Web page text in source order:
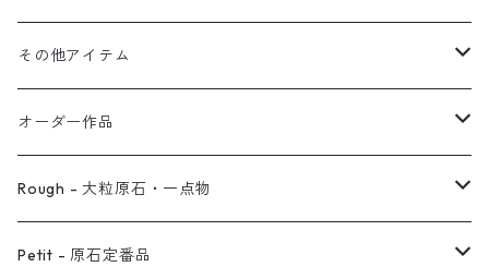
イヤーカフ
2連イヤーカフ
イヤリング対応
ノンホールピアス
オーダー用ページ
ブレスレット
バングル
その他アイテム
ブローチ
ヘアアクセサリー
オーダー作品
リング
ネックレス
Rough - 大粒原石・一点物
ピアス
Petit - 原石定番品